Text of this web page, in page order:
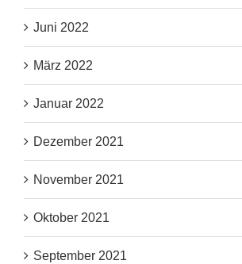
Juni 2022
März 2022
Januar 2022
Dezember 2021
November 2021
Oktober 2021
September 2021